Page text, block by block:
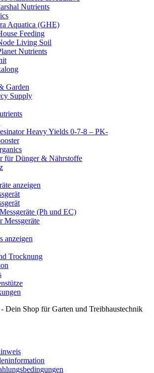
Nutrients
Aquatica (GHE)
Feeding
Living Soil
Nutrients
Garden
Supply
Heavy Yields 0-7-8 – PK-
für Dünger & Nährstoffe
anzeigen
(Ph und EC)
Messgeräte
anzeigen
Trocknung
Shop für Garten und Treibhaustechnik